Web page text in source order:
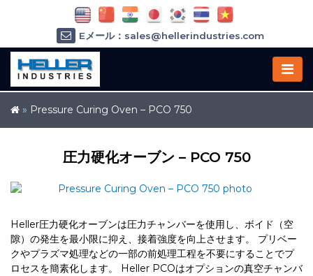
» Pressure Curing Oven – PCO 750
圧力硬化オーブン – PCO 750
Heller圧力硬化オーブンは圧力チャンバーを使用し、ボイド（空
隙）の発生を最小限に抑え、接着強度を向上させます。
プリベー
クやプラズマ処理などの一部の前処理工程を不要にすることでプ
ロセスを簡素化します。
Heller PCOはオプションの真空チャンバ
Eメール：sales@hellerindustries.com
Eメール：service@hellerindustries.com